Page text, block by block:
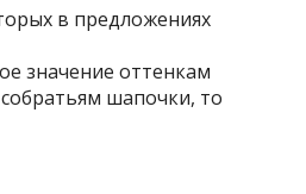
в предложениях
значение оттенкам
шапочки, то